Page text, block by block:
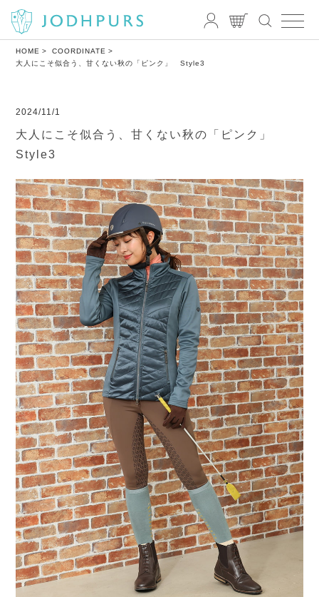
HOME
COORDINATE
大人にこそ似合う、甘くない秋の「ピンク」 Style3
2024/11/1
大人にこそ似合う、甘くない秋の「ピンク」
Style3